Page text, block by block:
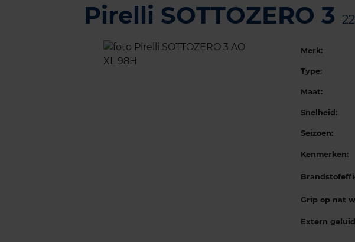
Pirelli SOTTOZERO 3
Merk:
Type:
Maat:
Snelheid:
Seizoen:
Kenmerken:
Grip op nat
Extern